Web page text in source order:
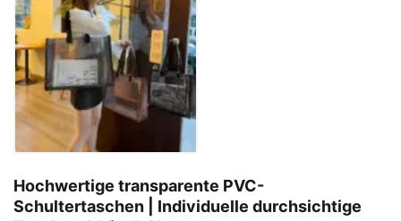
Hochwertige transparente PVC-
Schultertaschen | Individuelle durchsichtige